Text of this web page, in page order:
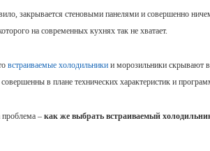
закрывается стеновыми панелями и совершенно
на современных кухнях так не хватает.
встраиваемые холодильники и морозильники скрывают
в плане технических характеристик и
проблема – как же выбрать встраиваемый